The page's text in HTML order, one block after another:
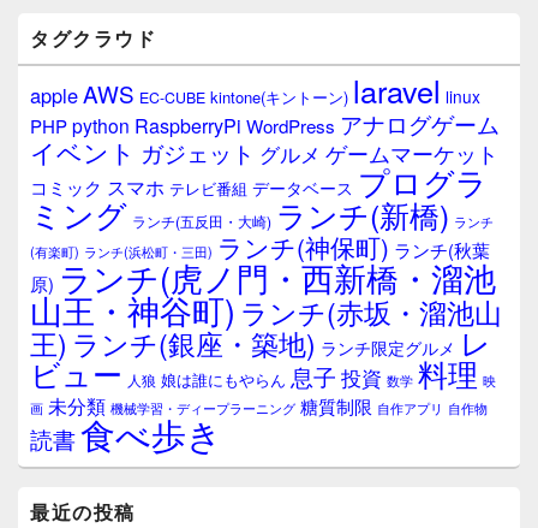
ウ
ィ
ジ
ェ
ア
タグクラウド
appleAWS EC-CUBE kintone(キントーン) laravel linux
PHPpython RaspberryPi WordPress アナログゲーム
イベント ガジェット グルメ ゲームマーケット
コミック スマホ テレビ番組 データベース プログラ
ミング ランチ(五反田・大崎) ランチ(新橋) ランチ
(有楽町) ランチ(浜松町・三田) ランチ(神保町) ランチ(秋葉
原) ランチ(虎ノ門・西新橋・溜池
山王・神谷町) ランチ(赤坂・溜池山
王) ランチ(銀座・築地) ランチ限定グルメ レ
ビュー 人狼 娘は誰にもやらん 息子 投資 数学 料理 映
画 未分類 機械学習・ディープラーニング 糖質制限 自作アプリ 自作物
読書食べ歩き
最近の投稿